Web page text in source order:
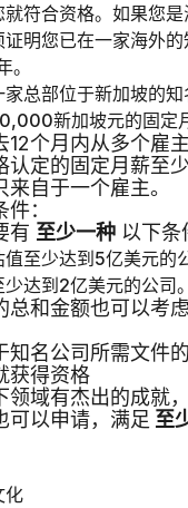
符合资格。如果您是
证明您已在一家海外
。
家总部位于新加坡的
新加坡元的固定
12个月内从多个雇
认定的固定月薪至
自于一个雇主。
：
有 至少一种以下条
至少达到5亿美元的
达到2亿美元的公司。
总和金额也可以考
知名公司所需文件
获得资格
领域有杰出的成就
可以申请，满足 至
化